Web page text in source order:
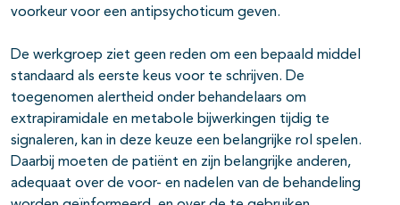
voor­keur voor een antipsychoticum geven.
De werkgroep ziet geen reden om een bepaald middel
standaard als eerste keus voor te schrijven. De
toegenomen alertheid onder behandelaars om
extrapiramidale en metabole bijwerkingen tijdig te
signaleren, kan in deze keuze een belangrijke rol spelen.
Daarbij moeten de patiënt en zijn belang­rijke anderen,
adequaat over de voor- en nadelen van de behandeling